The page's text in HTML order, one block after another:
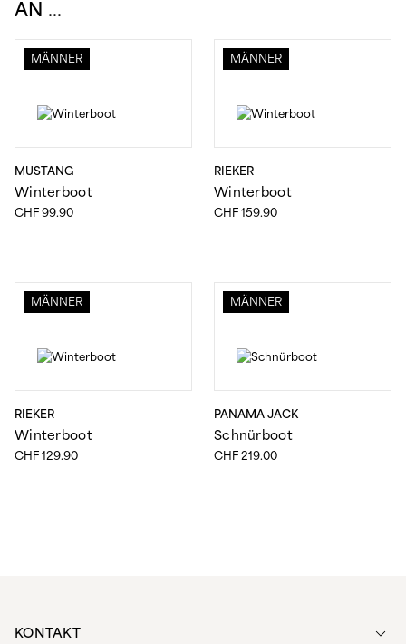
AN …
MÄNNER
MUSTANG
Winterboot
CHF 99.90
MÄNNER
RIEKER
Winterboot
CHF 159.90
MÄNNER
RIEKER
Winterboot
CHF 129.90
MÄNNER
PANAMA JACK
Schnürboot
CHF 219.00
KONTAKT